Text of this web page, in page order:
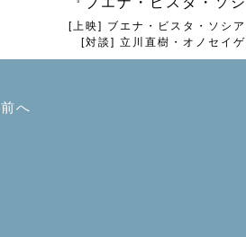
[上映] ブエナ・ビスタ・ソシ
[対談] 立川直樹・オノセイゲ
前へ